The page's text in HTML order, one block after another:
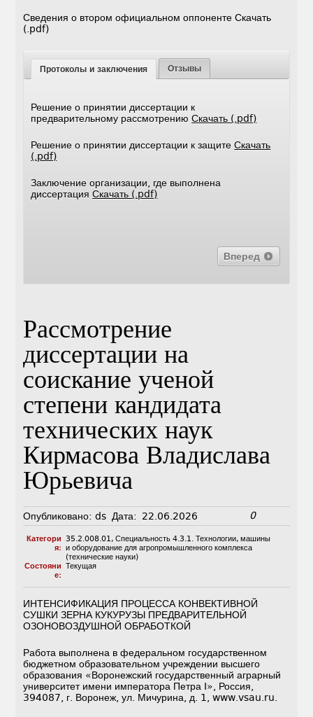
Сведения о втором официальном оппоненте Скачать
(.pdf)
Протоколы и заключения Отзывы
Решение о принятии диссертации к
предварительному рассмотрениюСкачать (.pdf)
Решение о принятии диссертации к защитеСкачать
(.pdf)
Заключение организации, где выполнена
диссертацияСкачать (.pdf)
Вперед
Рассмотрение
диссертации на
соискание ученой
степени кандидата
технических наук
Кирмасова Владислава
Юрьевича
Опубликовано: ds Дата: 22.06.2026 0
Категори
я:
35.2.008.01, Специальность 4.3.1. Технологии, машины
и оборудование для агропромышленного комплекса
(технические науки)
Состояни
е:
Текущая
ИНТЕНСИФИКАЦИЯ ПРОЦЕССА КОНВЕКТИВНОЙ
СУШКИ ЗЕРНА КУКУРУЗЫ ПРЕДВАРИТЕЛЬНОЙ
ОЗОНОВОЗДУШНОЙ ОБРАБОТКОЙ
Работа выполнена в федеральном государственном
бюджетном образовательном учреждении высшего
образования «Воронежский государственный аграрный
университет имени императора Петра I», Россия,
394087, г. Воронеж, ул. Мичурина, д. 1, www.vsau.ru.